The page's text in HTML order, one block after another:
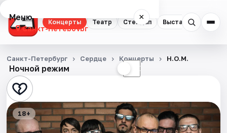
Концерты Театр Стендап Выставки
Меню ×
Санкт-Петербург
Концерты
Театр
Стендап
Выставки
Ночной режим ☾
Санкт-Петербург Сердце Концерты Н.О.М.
18+